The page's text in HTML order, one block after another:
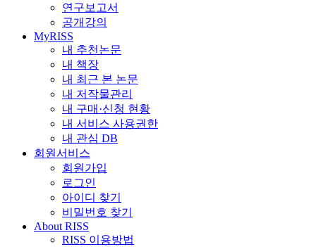
연구보고서
공개강의
MyRISS
내 추천논문
내 책장
내 최근 본 논문
내 저작물관리
내 구매·신청 현황
내 서비스 사용권한
내 관심 DB
회원서비스
회원가입
로그인
아이디 찾기
비밀번호 찾기
About RISS
RISS 이용방법